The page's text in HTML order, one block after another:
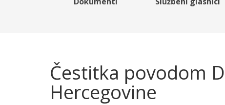
Čestitka povodom
Hercegovine